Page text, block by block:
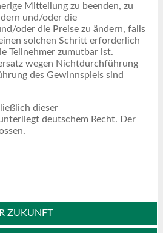
Mitteilung zu beenden, zu
und/oder die
oder die Preise zu ändern, falls
solchen Schritt erforderlich
Teilnehmer zumutbar ist.
wegen Nichtdurchführung
des Gewinnspiels sind
dieser
deutschem Recht. Der
ZUKUNFT